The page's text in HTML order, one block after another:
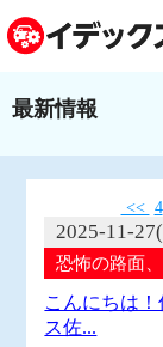
最新情報
<< 4
2025-11-
恐怖の路面
こんにちは
ス佐...